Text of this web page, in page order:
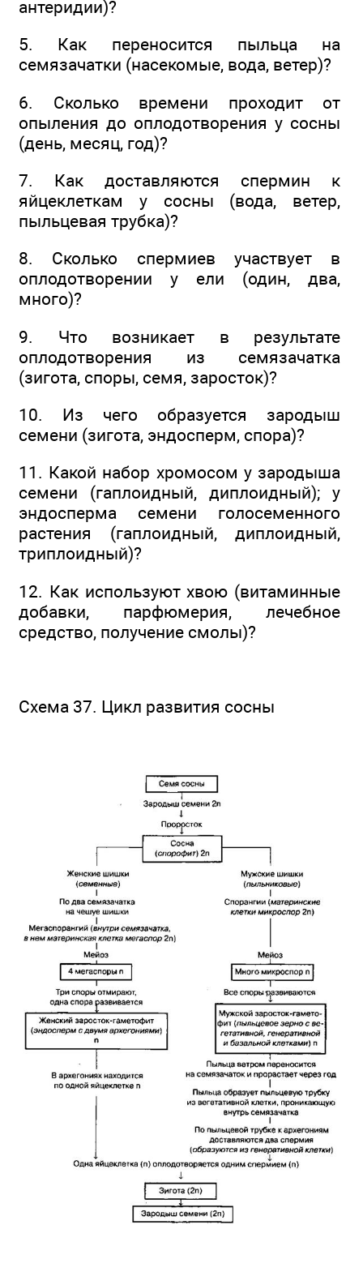
антеридии)?
5. Как переносится пыльца на
семязачатки (насекомые, вода, ветер)?
6. Сколько времени проходит от
опыления до оплодотворения у сосны
(день, месяц, год)?
7. Как доставляются спермин к
яйцеклеткам у сосны (вода, ветер,
пыльцевая трубка)?
8. Сколько спермиев участвует в
оплодотворении у ели (один, два,
много)?
9. Что возникает в результате
оплодотворения из семязачатка
(зигота, споры, семя, заросток)?
10. Из чего образуется зародыш
семени (зигота, эндосперм, спора)?
11. Какой набор хромосом у зародыша
семени (гаплоидный, диплоидный); у
эндосперма семени голосеменного
растения (гаплоидный, диплоидный,
триплоидный)?
12. Как используют хвою (витаминные
добавки, парфюмерия, лечебное
средство, получение смолы)?
Схема 37. Цикл развития сосны